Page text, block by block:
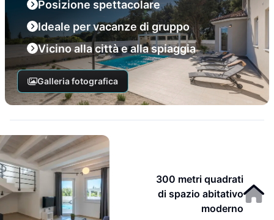
Posizione spettacolare
Ideale per vacanze di gruppo
Vicino alla città e alla spiaggia
Galleria fotografica
300 metri quadrati
di spazio abitativo
moderno